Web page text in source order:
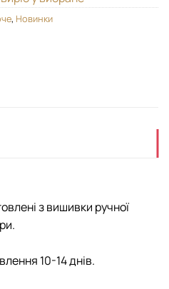
, Новинки
з вишивки ручної
10-14 днів.